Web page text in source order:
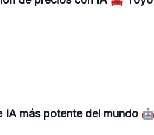
IA más potente del mundo